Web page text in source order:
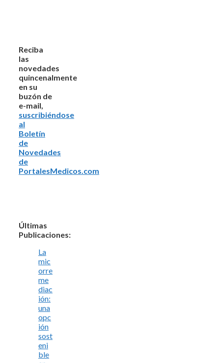
Reciba
las
novedades
quincenalmente
en su
buzón de
e-mail,
suscribiéndose
al
Boletín
de
Novedades
de
PortalesMedicos.com
Últimas
Publicaciones:
La
mic
orre
me
diac
ión:
una
opc
ión
sost
eni
ble